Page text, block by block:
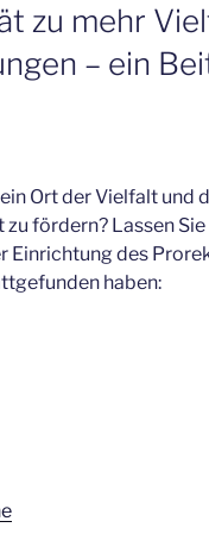
zu mehr
– ein
Ort der Vielfalt und
fördern? Lassen
Einrichtung des
haben: